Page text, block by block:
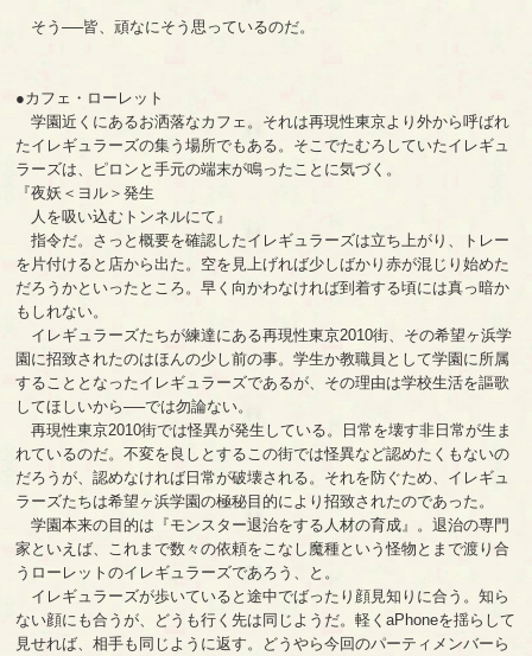
そう──皆、頑なにそう思っているのだ。
●カフェ・ローレット
学園近くにあるお洒落なカフェ。それは再現性東京より外から呼ばれ
たイレギュラーズの集う場所でもある。そこでたむろしていたイレギュ
ラーズは、ピロンと手元の端末が鳴ったことに気づく。
『夜妖＜ヨル＞発生
人を吸い込むトンネルにて』
指令だ。さっと概要を確認したイレギュラーズは立ち上がり、トレー
を片付けると店から出た。空を見上げれば少しばかり赤が混じり始めた
だろうかといったところ。早く向かわなければ到着する頃には真っ暗か
もしれない。
イレギュラーズたちが練達にある再現性東京2010街、その希望ヶ浜学
園に招致されたのはほんの少し前の事。学生か教職員として学園に所属
することとなったイレギュラーズであるが、その理由は学校生活を謳歌
してほしいから──では勿論ない。
再現性東京2010街では怪異が発生している。日常を壊す非日常が生ま
れているのだ。不変を良しとするこの街では怪異など認めたくもないの
だろうが、認めなければ日常が破壊される。それを防ぐため、イレギュ
ラーズたちは希望ヶ浜学園の極秘目的により招致されたのであった。
学園本来の目的は『モンスター退治をする人材の育成』。退治の専門
家といえば、これまで数々の依頼をこなし魔種という怪物とまで渡り合
うローレットのイレギュラーズであろう、と。
イレギュラーズが歩いていると途中でばったり顔見知りに合う。知ら
ない顔にも合うが、どうも行く先は同じようだ。軽くaPhoneを揺らして
見せれば、相手も同じように返す。どうやら今回のパーティメンバーら